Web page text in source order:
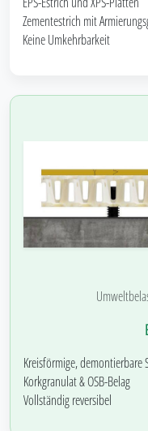
Zementestrich mit
Keine Umkehrbarkeit
Kreisförmige, demontierbare
Korkgranulat & OSB-Belag
Vollständig reversibel